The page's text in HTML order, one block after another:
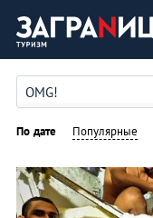
OMG!
По дате Популярные